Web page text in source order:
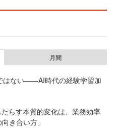
月間
はない——AI時代の経験学習加
らす本質的変化は、業務効率
き合い方」